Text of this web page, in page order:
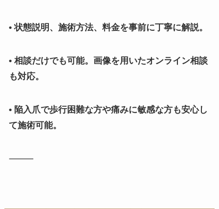
• 状態説明、施術方法、料金を事前に丁寧に解説。
• 相談だけでも可能。画像を用いたオンライン相談
も対応。
• 陥入爪で歩行困難な方や痛みに敏感な方も安心し
て施術可能。
⸻